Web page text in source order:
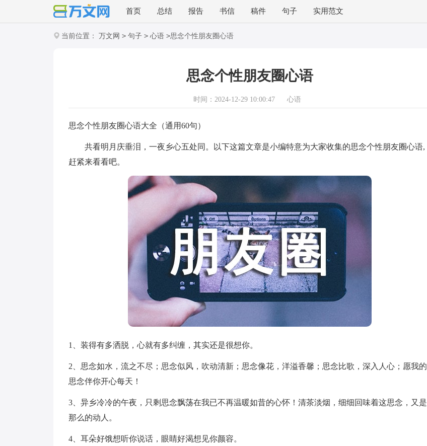
首页 总结 报告 书信 稿件 句子 实用范文
当前位置： 万文网 > 句子 > 心语 >思念个性朋友圈心语
思念个性朋友圈心语
时间：2024-12-29 10:00:47 心语
思念个性朋友圈心语大全（通用60句）
共看明月庆垂泪，一夜乡心五处同。以下这篇文章是小编特意为大家收集的思念个性朋友圈心语,
赶紧来看看吧。
1、装得有多洒脱，心就有多纠缠，其实还是很想你。
2、思念如水，流之不尽；思念似风，吹动清新；思念像花，洋溢香馨；思念比歌，深入人心；愿我的
思念伴你开心每天！
3、异乡冷冷的午夜，只剩思念飘荡在我已不再温暖如昔的心怀！清茶淡烟，细细回味着这思念，又是
那么的动人。
4、耳朵好饿想听你说话，眼睛好渴想见你颜容。